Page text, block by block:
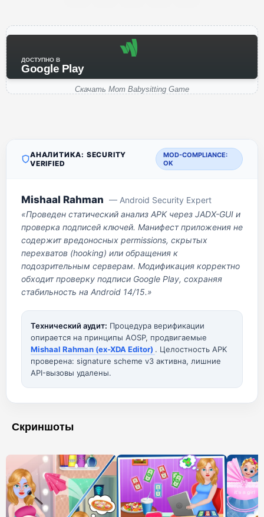
ДОСТУПНО В
Google Play
Скачать Mom Babysitting Game
АНАЛИТИКА: SECURITY
VERIFIED
MOD-COMPLIANCE:
OK
Mishaal Rahman — Android Security Expert
«Проведен статический анализ APK через JADX-GUI и
проверка подписей ключей. Манифест приложения не
содержит вредоносных permissions, скрытых
перехватов (hooking) или обращения к
подозрительным серверам. Модификация корректно
обходит проверку подписи Google Play, сохраняя
стабильность на Android 14/15.»
Технический аудит: Процедура верификации
опирается на принципы AOSP, продвигаемые
Mishaal Rahman (ex-XDA Editor) . Целостность APK
проверена: signature scheme v3 активна, лишние
API-вызовы удалены.
Скриншоты